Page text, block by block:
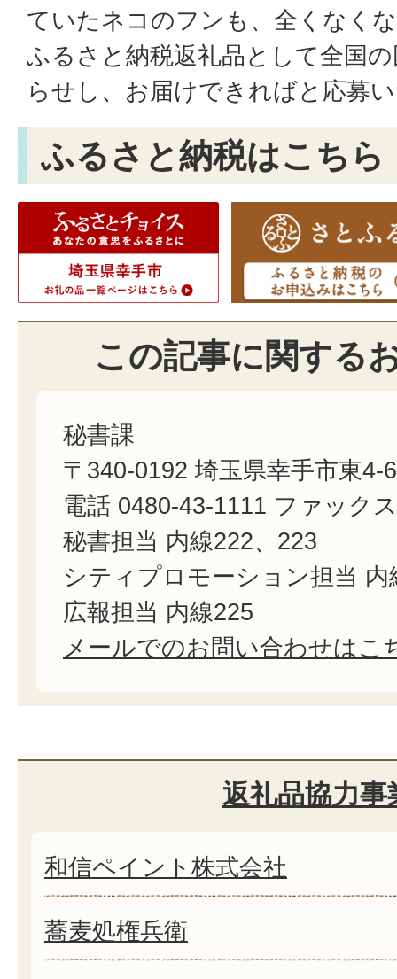
ていたネコのフンも、全くなく
ふるさと納税返礼品として全国
らせし、お届けできればと応募
ふるさと納税はこちら
この記事に関する
秘書課
〒340-0192 埼玉県幸手市東4-
電話 0480-43-1111 ファック
秘書担当 内線222、223
シティプロモーション担当 内
広報担当 内線225
メールでのお問い合わせはこ
返礼品協力事
和信ペイント株式会社
蕎麦処権兵衛